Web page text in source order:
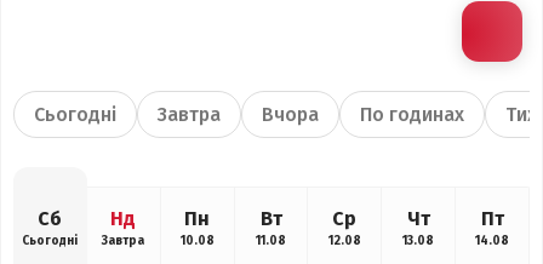
Сьогодні Завтра Вчора По годинах
Сб
Сьогодні
Нд
Завтра
Пн
10.08
Вт
11.08
Ср
12.08
Чт
13.08
Пт
14.08